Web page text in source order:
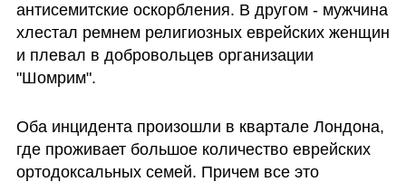
антисемитские оскорбления. В другом - мужчина
хлестал ремнем религиозных еврейских женщин
и плевал в добровольцев организации
"Шомрим".
Оба инцидента произошли в квартале Лондона,
где проживает большое количество еврейских
ортодоксальных семей. Причем все это